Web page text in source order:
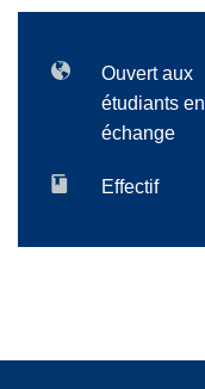
Ouvert aux
étudiants en
échange
Effectif